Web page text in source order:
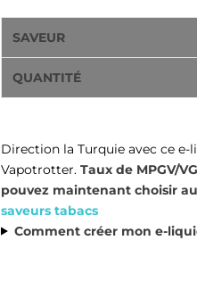
SAVEUR
QUANTITÉ
Direction la Turquie avec ce e-
Vapotrotter. Taux de MPGV/
pouvez maintenant choisir
saveurs tabacs
Comment créer mon e-